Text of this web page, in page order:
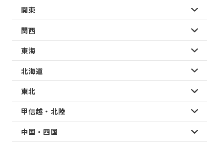
関東
関西
東海
北海道
東北
甲信越・北陸
中国・四国